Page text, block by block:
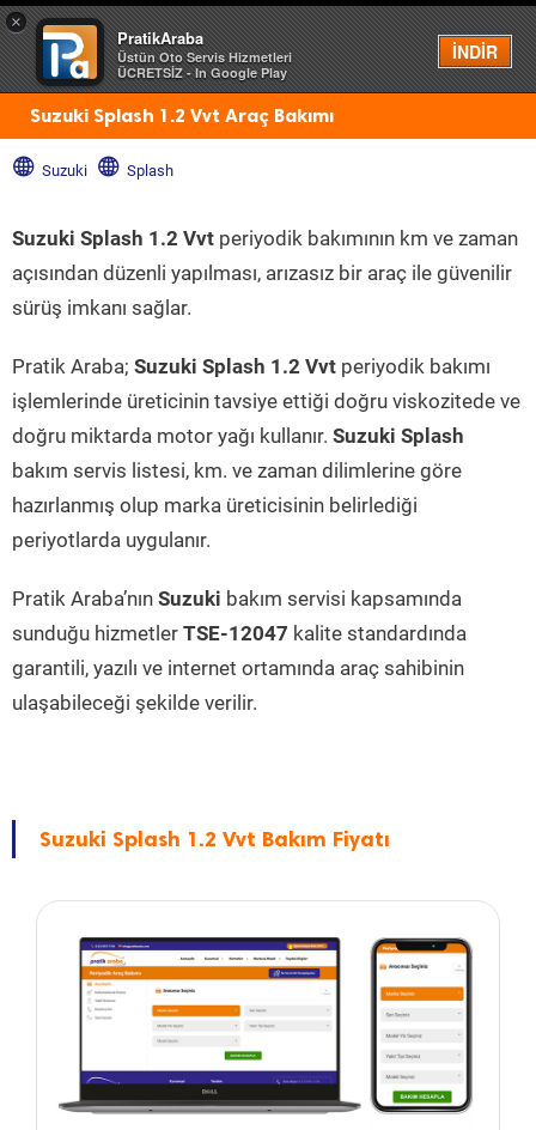
×
PratikAraba
Üstün Oto Servis Hizmetleri
ÜCRETSİZ - In Google Play
İNDİR
Menü
Suzuki Splash 1.2 Vvt Araç Bakımı
Suzuki Splash
Suzuki Splash 1.2 Vvt periyodik bakımının km ve zaman
açısından düzenli yapılması, arızasız bir araç ile güvenilir
sürüş imkanı sağlar.
Pratik Araba; Suzuki Splash 1.2 Vvt periyodik bakımı
işlemlerinde üreticinin tavsiye ettiği doğru viskozitede ve
doğru miktarda motor yağı kullanır. Suzuki Splash
bakım servis listesi, km. ve zaman dilimlerine göre
hazırlanmış olup marka üreticisinin belirlediği
periyotlarda uygulanır.
Pratik Araba’nın Suzuki bakım servisi kapsamında
sunduğu hizmetler TSE-12047 kalite standardında
garantili, yazılı ve internet ortamında araç sahibinin
ulaşabileceği şekilde verilir.
Suzuki Splash 1.2 Vvt Bakım Fiyatı